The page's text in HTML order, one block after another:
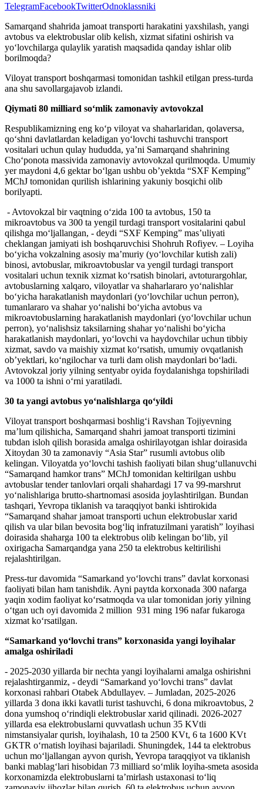
TelegramFacebookTwitterOdnoklassniki
Samarqand shahrida jamoat transporti harakatini yaxshilash, yangi
avtobus va elektrobuslar olib kelish, xizmat sifatini oshirish va
yo‘lovchilarga qulaylik yaratish maqsadida qanday ishlar olib
borilmoqda?
Viloyat transport boshqarmasi tomonidan tashkil etilgan press-turda
ana shu savollargajavob izlandi.
Qiymati 80 milliard so‘mlik zamonaviy avtovokzal
Respublikamizning eng ko‘p viloyat va shaharlaridan, qolaversa,
qo‘shni davlatlardan keladigan yo‘lovchi tashuvchi transport
vositalari uchun qulay hududda, ya’ni Samarqand shahrining
Cho‘ponota massivida zamonaviy avtovokzal qurilmoqda. Umumiy
yer maydoni 4,6 gektar bo‘lgan ushbu ob’yektda “SXF Kemping”
MChJ tomonidan qurilish ishlarining yakuniy bosqichi olib
borilyapti.
- Avtovokzal bir vaqtning o‘zida 100 ta avtobus, 150 ta
mikroavtobus va 300 ta yengil turdagi transport vositalarini qabul
qilishga mo‘ljallangan, - deydi “SXF Kemping” mas’uliyati
cheklangan jamiyati ish boshqaruvchisi Shohruh Rofiyev. – Loyiha
bo‘yicha vokzalning asosiy ma’muriy (yo‘lovchilar kutish zali)
binosi, avtobuslar, mikroavtobuslar va yengil turdagi transport
vositalari uchun texnik xizmat ko‘rsatish binolari, avtoturargohlar,
avtobuslarning xalqaro, viloyatlar va shaharlararo yo‘nalishlar
bo‘yicha harakatlanish maydonlari (yo‘lovchilar uchun perron),
tumanlararo va shahar yo‘nalishi bo‘yicha avtobus va
mikroavtobuslarning harakatlanish maydonlari (yo‘lovchilar uchun
perron), yo‘nalishsiz taksilarning shahar yo‘nalishi bo‘yicha
harakatlanish maydonlari, yo‘lovchi va haydovchilar uchun tibbiy
xizmat, savdo va maishiy xizmat ko‘rsatish, umumiy ovqatlanish
ob’yektlari, ko‘ngilochar va turli dam olish maydonlari bo‘ladi.
Avtovokzal joriy yilning sentyabr oyida foydalanishga topshiriladi
va 1000 ta ishni o‘rni yaratiladi.
30 ta yangi avtobus yo‘nalishlarga qo‘yildi
Viloyat transport boshqarmasi boshlig‘i Ravshan Tojiyevning
ma’lum qilishicha, Samarqand shahri jamoat transporti tizimini
tubdan isloh qilish borasida amalga oshirilayotgan ishlar doirasida
Xitoydan 30 ta zamonaviy “Asia Star” rusumli avtobus olib
kelingan. Viloyatda yo‘lovchi tashish faoliyati bilan shug‘ullanuvchi
“Samarqand hamkor trans” MChJ tomonidan keltirilgan ushbu
avtobuslar tender tanlovlari orqali shahardagi 17 va 99-marshrut
yo‘nalishlariga brutto-shartnomasi asosida joylashtirilgan. Bundan
tashqari, Yevropa tiklanish va taraqqiyot banki ishtirokida
“Samarqand shahar jamoat transporti uchun elektrobuslar xarid
qilish va ular bilan bevosita bog‘liq infratuzilmani yaratish” loyihasi
doirasida shaharga 100 ta elektrobus olib kelingan bo‘lib, yil
oxirigacha Samarqandga yana 250 ta elektrobus keltirilishi
rejalashtirilgan.
Press-tur davomida “Samarkand yo‘lovchi trans” davlat korxonasi
faoliyati bilan ham tanishdik. Ayni paytda korxonada 300 nafarga
yaqin xodim faoliyat ko‘rsatmoqda va ular tomonidan joriy yilning
o‘tgan uch oyi davomida 2 million 931 ming 196 nafar fukaroga
xizmat ko‘rsatilgan.
“Samarkand yo‘lovchi trans” korxonasida yangi loyihalar
amalga oshiriladi
- 2025-2030 yillarda bir nechta yangi loyihalarni amalga oshirishni
rejalashtirganmiz, - deydi “Samarkand yo‘lovchi trans” davlat
korxonasi rahbari Otabek Abdullayev. – Jumladan, 2025-2026
yillarda 3 dona ikki kavatli turist tashuvchi, 6 dona mikroavtobus, 2
dona yumshoq o‘rindiqli elektrobuslar xarid qilinadi. 2026-2027
yillarda esa elektrobuslarni quvvatlash uchun 35 KVtli
nimstansiyalar qurish, loyihalash, 10 ta 2500 KVt, 6 ta 1600 KVt
GKTR o‘rnatish loyihasi bajariladi. Shuningdek, 144 ta elektrobus
uchun mo‘ljallangan ayvon qurish, Yevropa taraqqiyot va tiklanish
banki mablag‘lari hisobidan 73 milliard so‘mlik loyiha-smeta asosida
korxonamizda elektrobuslarni ta’mirlash ustaxonasi to‘liq